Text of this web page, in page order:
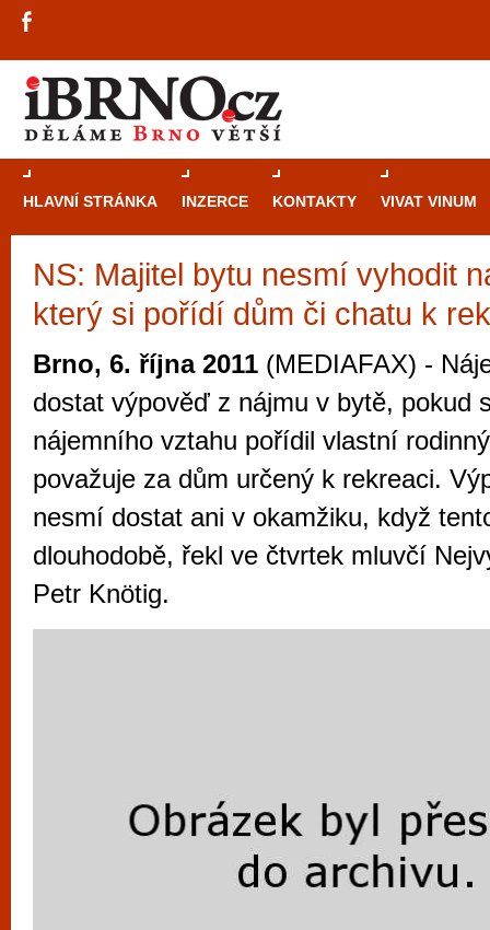
HLAVNÍ STRÁNKA INZERCE KONTAKTY VIVAT VINUM
NS: Majitel bytu nesmí vyhodit
který si pořídí dům či chatu k
Brno, 6. října 2011 (MEDIAFAX) -
dostat výpověď z nájmu v bytě, pokud
nájemního vztahu pořídil vlastní
považuje za dům určený k rekreaci.
nesmí dostat ani v okamžiku, když
dlouhodobě, řekl ve čtvrtek mluvčí
Petr Knötig.
Průvodce
Brně: Od
Brno je
zajímavé
restaurace,
Mimo jiné je ale také místem, kde si
vyzkoušet různé kasinové hry. V
metropoli naleznete širokou nabídku her
po moderní automaty jak pro pravidelné
příležitostné hráče. V...